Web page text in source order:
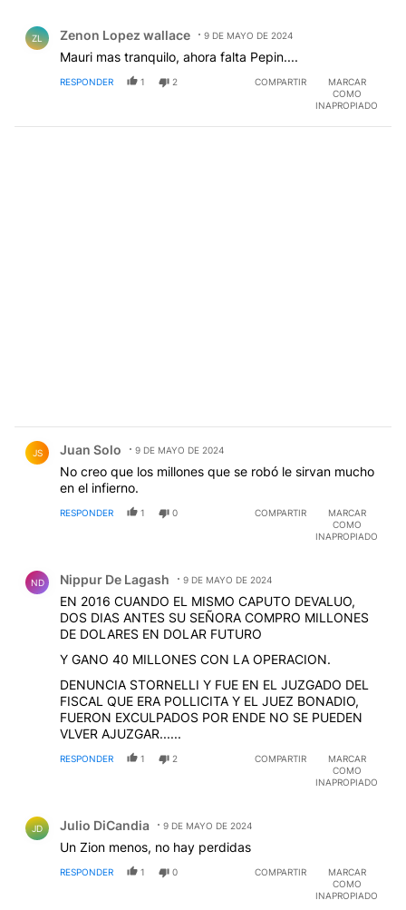
ZL Zenon Lopez wallace 9 DE MAYO DE 2024
Mauri mas tranquilo, ahora falta Pepin....
RESPONDER 1 2 COMPARTIR
MARCAR
COMO
INAPROPIADO
JS Juan Solo 9 DE MAYO DE 2024
No creo que los millones que se robó le sirvan mucho
en el infierno.
RESPONDER 1 0 COMPARTIR
MARCAR
COMO
INAPROPIADO
ND Nippur De Lagash 9 DE MAYO DE 2024
EN 2016 CUANDO EL MISMO CAPUTO DEVALUO,
DOS DIAS ANTES SU SEÑORA COMPRO MILLONES
DE DOLARES EN DOLAR FUTURO
Y GANO 40 MILLONES CON LA OPERACION.
DENUNCIA STORNELLI Y FUE EN EL JUZGADO DEL
FISCAL QUE ERA POLLICITA Y EL JUEZ BONADIO,
FUERON EXCULPADOS POR ENDE NO SE PUEDEN
VLVER AJUZGAR......
RESPONDER 1 2 COMPARTIR
MARCAR
COMO
INAPROPIADO
JD Julio DiCandia 9 DE MAYO DE 2024
Un Zion menos, no hay perdidas
RESPONDER 1 0 COMPARTIR
MARCAR
COMO
INAPROPIADO